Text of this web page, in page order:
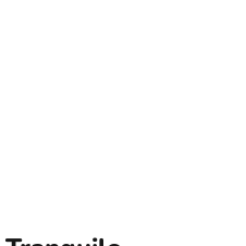
Petlove atende
até o
e os custos